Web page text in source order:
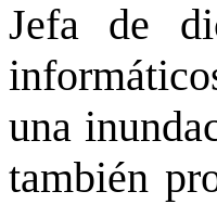
Jefa de
una
también